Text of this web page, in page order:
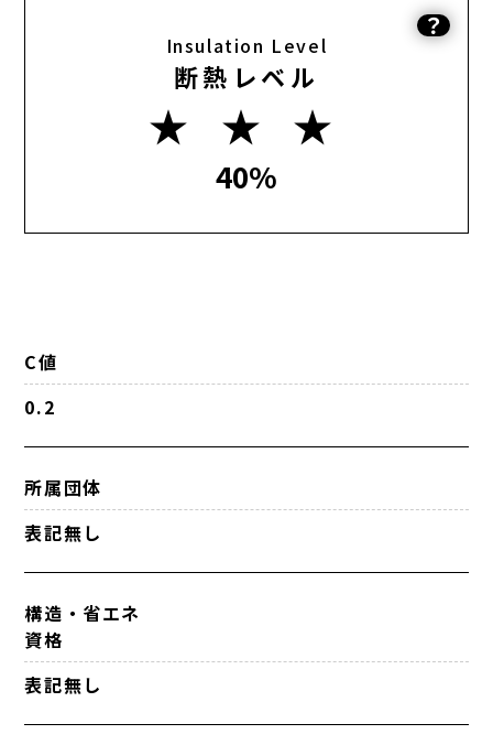
Insulation Level
断熱レベル
★ ★ ★
40%
？
C値
0.2
所属団体
表記無し
構造・省エネ
資格
表記無し